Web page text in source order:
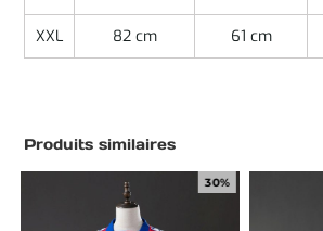
XXL 82 cm 61 cm
Produits similaires
30%